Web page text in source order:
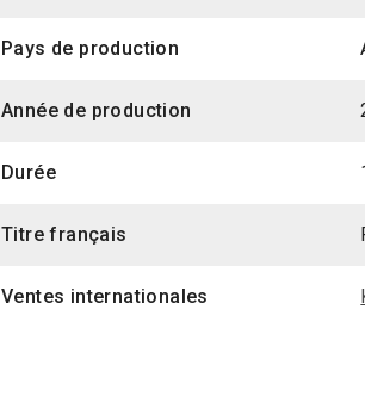
Pays de production
Année de production
Durée
Titre français
Ventes internationales